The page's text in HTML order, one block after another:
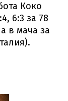
Коко
6:3 за 78
в мача за